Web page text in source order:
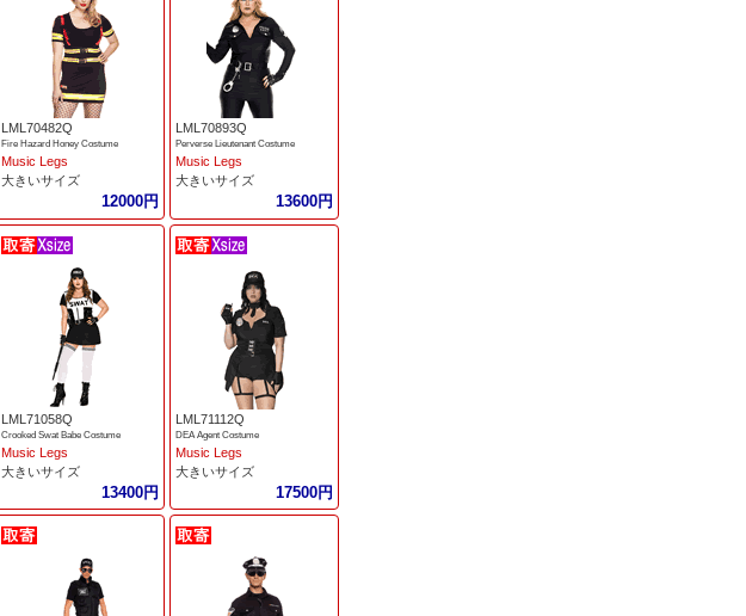
LML70482Q
Fire Hazard Honey Costume
Music Legs
大きいサイズ
12000円
LML70893Q
Perverse Lieutenant Costume
Music Legs
大きいサイズ
13600円
LML71058Q
Crooked Swat Babe Costume
Music Legs
大きいサイズ
13400円
LML71112Q
DEA Agent Costume
Music Legs
大きいサイズ
17500円